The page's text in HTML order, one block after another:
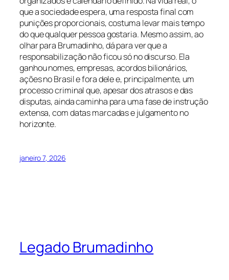
que a sociedade espera, uma resposta final com
punições proporcionais, costuma levar mais tempo
do que qualquer pessoa gostaria. Mesmo assim, ao
olhar para Brumadinho, dá para ver que a
responsabilização não ficou só no discurso. Ela
ganhou nomes, empresas, acordos bilionários,
ações no Brasil e fora dele e, principalmente, um
processo criminal que, apesar dos atrasos e das
disputas, ainda caminha para uma fase de instrução
extensa, com datas marcadas e julgamento no
horizonte.
janeiro 7, 2026
Legado Brumadinho